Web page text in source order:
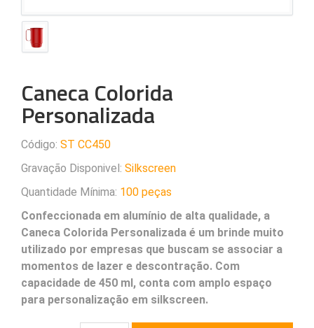
Caneca Colorida
Personalizada
Código: ST CC450
Gravação Disponivel: Silkscreen
Quantidade Mínima: 100 peças
Confeccionada em alumínio de alta qualidade, a
Caneca Colorida Personalizada é um brinde muito
utilizado por empresas que buscam se associar a
momentos de lazer e descontração. Com
capacidade de 450 ml, conta com amplo espaço
para personalização em silkscreen.